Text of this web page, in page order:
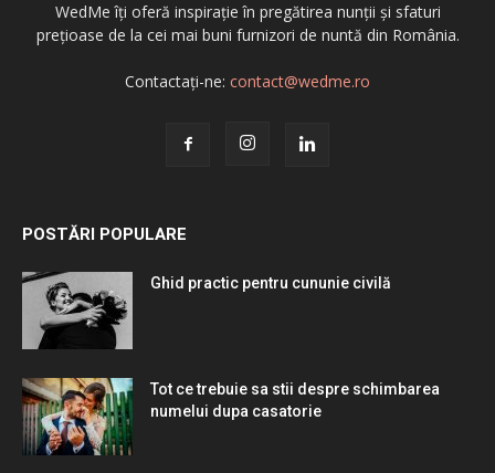
WedMe îți oferă inspirație în pregătirea nunții și sfaturi
prețioase de la cei mai buni furnizori de nuntă din România.
Contactați-ne: contact@wedme.ro
POSTĂRI POPULARE
Ghid practic pentru cununie civilă
Tot ce trebuie sa stii despre schimbarea
numelui dupa casatorie